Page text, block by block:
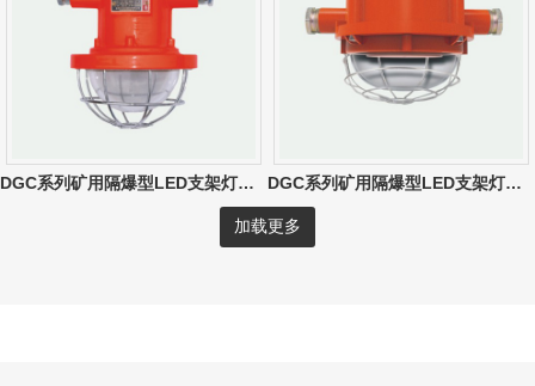
DGC系列矿用隔爆型LED支架灯（10W-30W） DGC系列矿用隔爆型LED支架灯（圆形）
加载更多